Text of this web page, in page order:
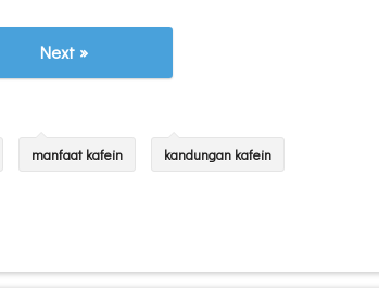
Next »
manfaat kafein kandungan kafein